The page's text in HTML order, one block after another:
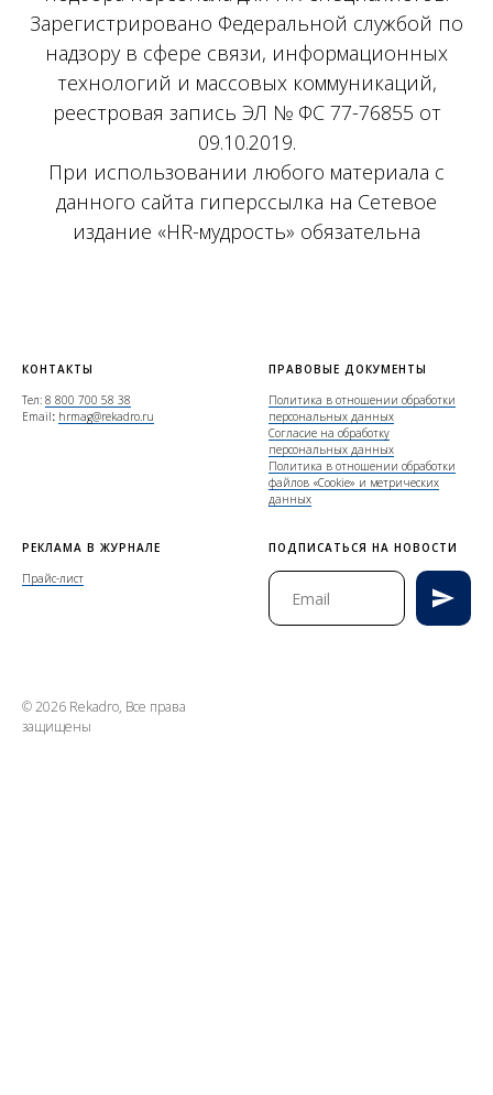
Зарегистрировано Федеральной службой по
надзору в сфере связи, информационных
технологий и массовых коммуникаций,
реестровая запись ЭЛ № ФС 77-76855 от
09.10.2019.
При использовании любого материала с
данного сайта гиперссылка на Сетевое
издание «HR-мудрость» обязательна
КОНТАКТЫ
Тел: 8 800 700 58 38
Email: hrmag@rekadro.ru
ПРАВОВЫЕ ДОКУМЕНТЫ
Политика в отношении обработки
персональных данных
Согласие на обработку
персональных данных
Политика в отношении обработки
файлов «Cookie» и метрических
данных
РЕКЛАМА В ЖУРНАЛЕ
Прайс-лист
ПОДПИСАТЬСЯ НА НОВОСТИ
© 2026 Rekadro, Все права
защищены